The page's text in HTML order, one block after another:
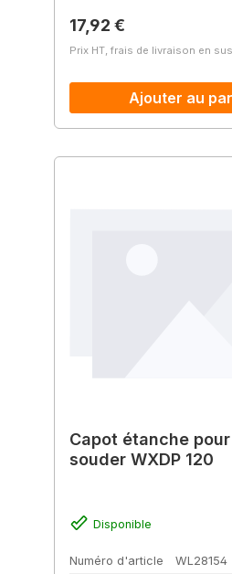
Prix régulier :
17,92 €
Prix HT, frais de livraison en sus
Ajouter au
Capot étanche
souder WXDP 120
Disponible
Numéro d'article WL28154